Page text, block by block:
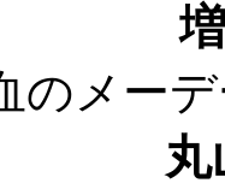
のメー